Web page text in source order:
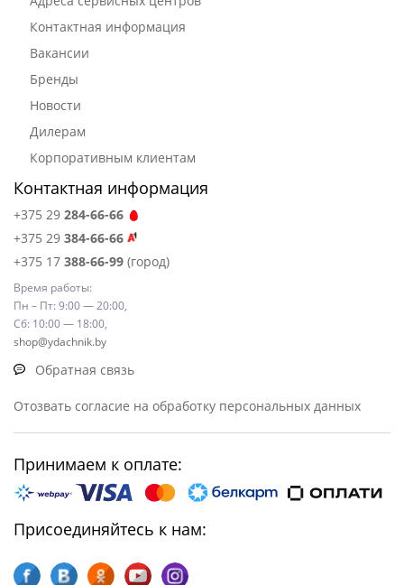
Контактная информация
Вакансии
Бренды
Новости
Дилерам
Корпоративным клиентам
Контактная информация
+375 29 284-66-66
+375 29 384-66-66
+375 17 388-66-99 (город)
Время работы:
Пн – Пт: 9:00 — 20:00,
Сб: 10:00 — 18:00,
shop@ydachnik.by
Обратная связь
Отозвать согласие на обработку персональных данных
Принимаем к оплате:
Присоединяйтесь к нам: